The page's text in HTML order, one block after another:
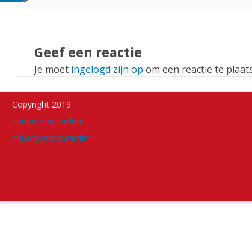
Geef een reactie
Je moet ingelogd zijn op om een reactie te
Copyright 2019
huurvoorwaarden
privacyvoorwaarden